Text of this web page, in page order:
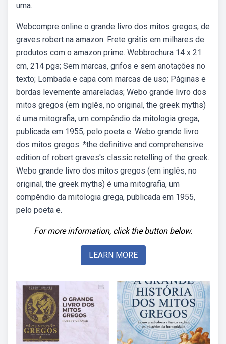
uma.
Webcompre online o grande livro dos mitos gregos, de
graves robert na amazon. Frete grátis em milhares de
produtos com o amazon prime. Webbrochura 14 x 21
cm, 214 pgs; Sem marcas, grifos e sem anotações no
texto; Lombada e capa com marcas de uso; Páginas e
bordas levemente amareladas; Webo grande livro dos
mitos gregos (em inglês, no original, the greek myths)
é uma mitografia, um compêndio da mitologia grega,
publicada em 1955, pelo poeta e. Webo grande livro
dos mitos gregos. *the definitive and comprehensive
edition of robert graves's classic retelling of the greek.
Webo grande livro dos mitos gregos (em inglês, no
original, the greek myths) é uma mitografia, um
compêndio da mitologia grega, publicada em 1955,
pelo poeta e.
For more information, click the button below.
LEARN MORE